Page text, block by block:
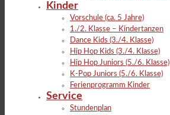
Kinder
Vorschule (ca. 5 Jahre)
1./2. Klasse – Kindertanzen
Dance Kids (3./4. Klasse)
Hip Hop Kids (3./4. Klasse)
Hip Hop Juniors (5./6. Klasse)
K-Pop Juniors (5./6. Klasse)
Ferienprogramm Kinder
Service
Stundenplan